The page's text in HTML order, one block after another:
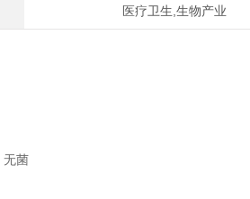
医疗卫生,生物产业
无菌